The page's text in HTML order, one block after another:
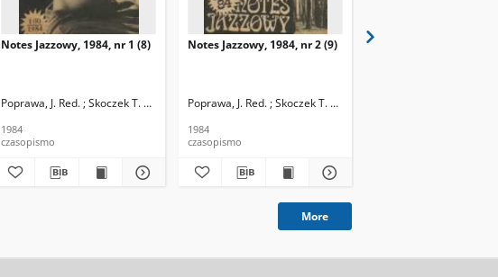
Notes Jazzowy, 1984, nr 1 (8)
Poprawa, J. Red. ; Skoczek T. Red.
1984
czasopismo
Notes Jazzowy, 1984, nr 2 (9)
Poprawa, J. Red. ; Skoczek T. Red.
1984
czasopismo
More